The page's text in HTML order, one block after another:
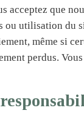
acceptez que
utilisation du
même si
perdus.